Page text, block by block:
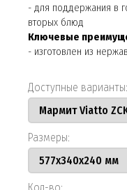
- для поддержания в
вторых блюд
Ключевые
- изготовлен из
Доступные варианты:
Размеры: